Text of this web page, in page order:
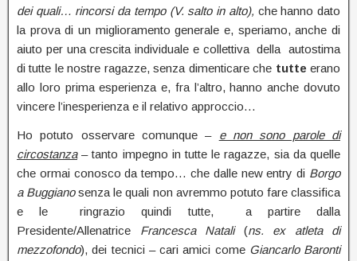
dei quali… rincorsi da tempo (V. salto in alto), che hanno dato
la prova di un miglioramento generale e, speriamo, anche di
aiuto per una crescita individuale e collettiva della autostima
di tutte le nostre ragazze, senza dimenticare che tutte erano
allo loro prima esperienza e, fra l’altro, hanno anche dovuto
vincere l’inesperienza e il relativo approccio…
Ho potuto osservare comunque – e non sono parole di
circostanza– tanto impegno in tutte le ragazze, sia da quelle
che ormai conosco da tempo… che dalle new entry di Borgo
a Buggianosenza le quali non avremmo potuto fare classifica
e le ringrazio quindi tutte, a partire dalla
Presidente/Allenatrice Francesca Natali(ns. ex atleta di
mezzofondo), dei tecnici – cari amici come Giancarlo Baronti